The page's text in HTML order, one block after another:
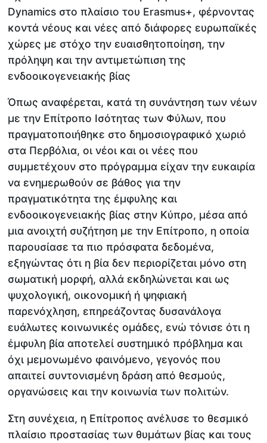
Dynamics στο πλαίσιο του Erasmus+, φέρνοντας
κοντά νέους και νέες από διάφορες ευρωπαϊκές
χώρες με στόχο την ευαισθητοποίηση, την
πρόληψη και την αντιμετώπιση της
ενδοοικογενειακής βίας
Όπως αναφέρεται, κατά τη συνάντηση των νέων
με την Επίτροπο Ισότητας των Φύλων, που
πραγματοποιήθηκε στο δημοσιογραφικό χωριό
στα Περβόλια, οι νέοι και οι νέες που
συμμετέχουν στο πρόγραμμα είχαν την ευκαιρία
να ενημερωθούν σε βάθος για την
πραγματικότητα της έμφυλης και
ενδοοικογενειακής βίας στην Κύπρο, μέσα από
μια ανοιχτή συζήτηση με την Επίτροπο, η οποία
παρουσίασε τα πιο πρόσφατα δεδομένα,
εξηγώντας ότι η βία δεν περιορίζεται μόνο στη
σωματική μορφή, αλλά εκδηλώνεται και ως
ψυχολογική, οικονομική ή ψηφιακή
παρενόχληση, επηρεάζοντας δυσανάλογα
ευάλωτες κοινωνικές ομάδες, ενώ τόνισε ότι η
έμφυλη βία αποτελεί συστημικό πρόβλημα και
όχι μεμονωμένο φαινόμενο, γεγονός που
απαιτεί συντονισμένη δράση από θεσμούς,
οργανώσεις και την κοινωνία των πολιτών.
Στη συνέχεια, η Επίτροπος ανέλυσε το θεσμικό
πλαίσιο προστασίας των θυμάτων βίας και τους